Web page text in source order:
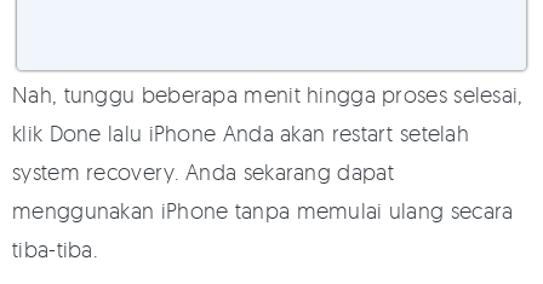
Nah, tunggu beberapa menit hingga proses selesai,
klik Done lalu iPhone Anda akan restart setelah
system recovery. Anda sekarang dapat
menggunakan iPhone tanpa memulai ulang secara
tiba-tiba.